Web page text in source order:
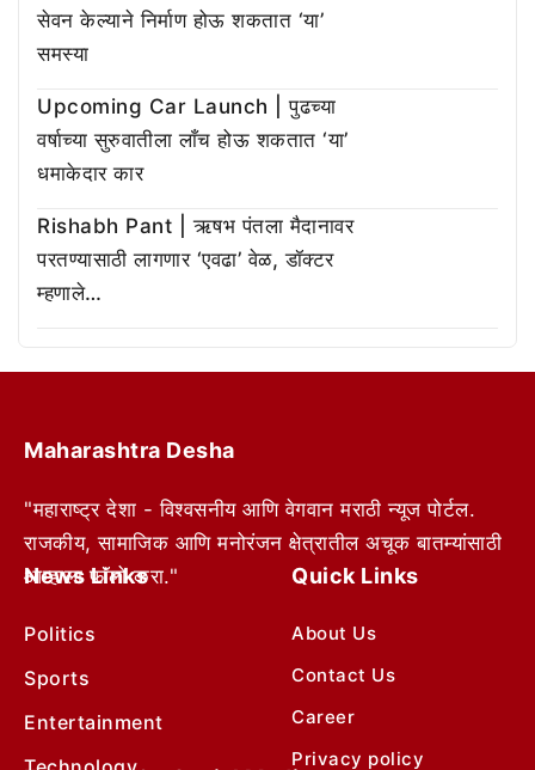
सेवन केल्याने निर्माण होऊ शकतात ‘या’
समस्या
Upcoming Car Launch | पुढच्या
वर्षाच्या सुरुवातीला लाँच होऊ शकतात ‘या’
धमाकेदार कार
Rishabh Pant | ऋषभ पंतला मैदानावर
परतण्यासाठी लागणार ‘एवढा’ वेळ, डॉक्टर
म्हणाले…
Maharashtra Desha
"महाराष्ट्र देशा - विश्वसनीय आणि वेगवान मराठी न्यूज पोर्टल.
राजकीय, सामाजिक आणि मनोरंजन क्षेत्रातील अचूक बातम्यांसाठी
आम्हाला फॉलो करा."
News Links
Politics
Sports
Entertainment
Quick Links
About Us
Contact Us
Career
Privacy policy